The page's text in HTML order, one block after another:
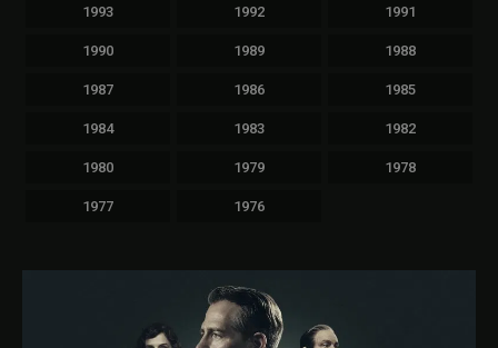
1993 1992 1991
1990 1989 1988
1987 1986 1985
1984 1983 1982
1980 1979 1978
1977 1976